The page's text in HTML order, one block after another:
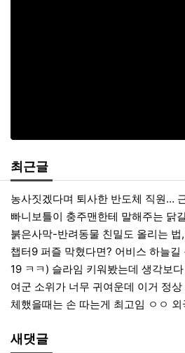
최근글
농사짓겠다며 퇴사한 반도체 직원…
빠니보틀이 충주맨한테 말해주는 닭
19 ㅋㅋ) 슬라임 키워봤는데 생각보
여군 소위가 너무 귀여운데 이거 정
체했을때는 손 따는게 최고임 ㅇㅇ 외
새댓글